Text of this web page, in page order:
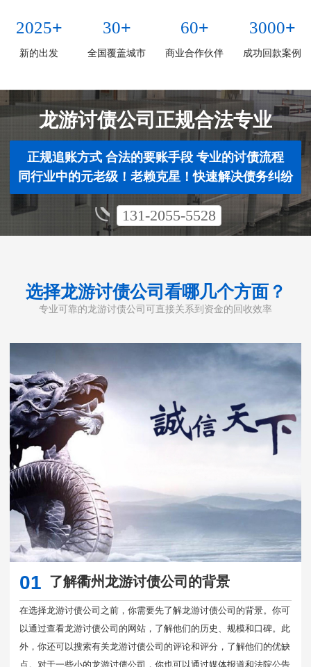
2025+
新的出发
30+
全国覆盖城市
60+
商业合作伙伴
3000+
成功回款案例
龙游讨债公司正规合法专业
正规追账方式 合法的要账手段 专业的讨债流程
同行业中的元老级！老赖克星！快速解决债务纠纷
131-2055-5528
选择龙游讨债公司看哪几个方面？
专业可靠的龙游讨债公司可直接关系到资金的回收效率
01 了解衢州龙游讨债公司的背景
在选择龙游讨债公司之前，你需要先了解龙游讨债公司的背景。你可
以通过查看龙游讨债公司的网站，了解他们的历史、规模和口碑。此
外，你还可以搜索有关龙游讨债公司的评论和评分，了解他们的优缺
点。对于一些小的龙游讨债公司，你也可以通过媒体报道和法院公告